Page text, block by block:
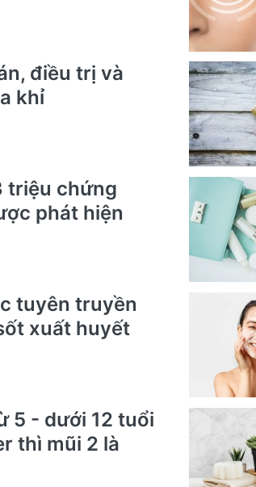
điều trị và
khỉ
triệu chứng
phát hiện
tuyên truyền
xuất huyết
5 - dưới 12 tuổi
thì mũi 2 là